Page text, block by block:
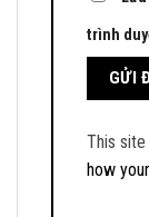
trình
This
how